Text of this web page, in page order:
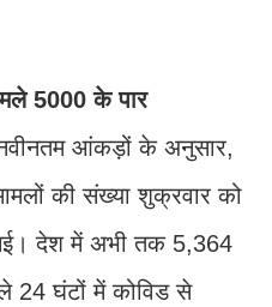
5000 के पार
आंकड़ों के अनुसार,
की संख्या शुक्रवार को
देश में अभी तक 5,364
24 घंटों में कोविड से